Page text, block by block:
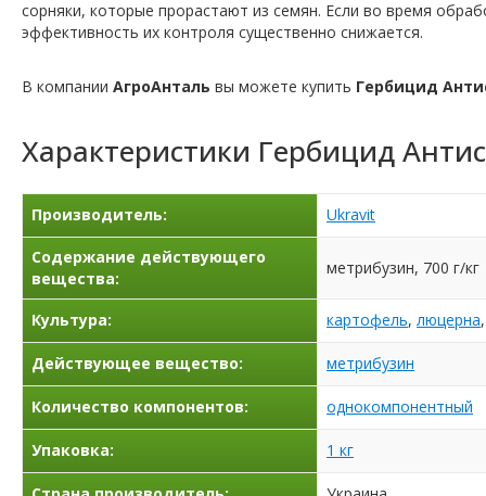
сорняки, которые прорастают из семян. Если во время
эффективность их контроля существенно снижается.
В компании АгроАнталь вы можете купить Гербицид
Характеристики Гербицид
Производитель: Ukravit
Содержание действующего
вещества:
метрибузин, 700 г/кг
Культура: картофель, люцерна
Действующее вещество: метрибузин
Количество компонентов: однокомпонентный
Упаковка: 1 кг